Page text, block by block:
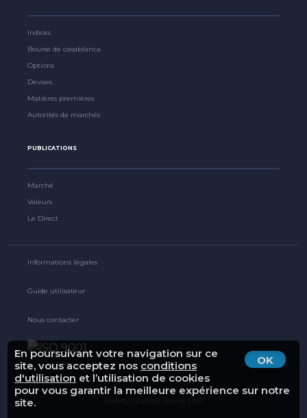
OK
En poursuivant votre navigation sur ce
site, vous acceptez nos conditions
d'utilisation et l’utilisation de cookies
pour vous garantir la meilleure expérience sur notre
site.
Indices
Bourse de casablanca
Options
Devises
Matières premières
Autorités de marchés
PUBLICATIONS
Marché
Valeurs
Le Direct
Informations légales
Guide utilisateur
Nous contacter